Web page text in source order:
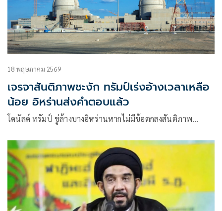
18 พฤษภาคม 2569
เจรจาสันติภาพชะงัก ทรัมป์เร่งอ้างเวลาเหลือ
น้อย อิหร่านส่งคำตอบแล้ว
โดนัลด์ ทรัมป์ ขู่ล้างบางอิหร่านหากไม่มีข้อตกลงสันติภาพ…